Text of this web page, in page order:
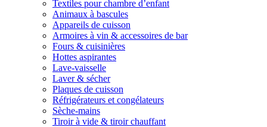
Textiles pour chambre d’enfant
Animaux à bascules
Appareils de cuisson
Armoires à vin & accessoires de bar
Fours & cuisinières
Hottes aspirantes
Lave-vaisselle
Laver & sécher
Plaques de cuisson
Réfrigérateurs et congélateurs
Sèche-mains
Tiroir à vide & tiroir chauffant